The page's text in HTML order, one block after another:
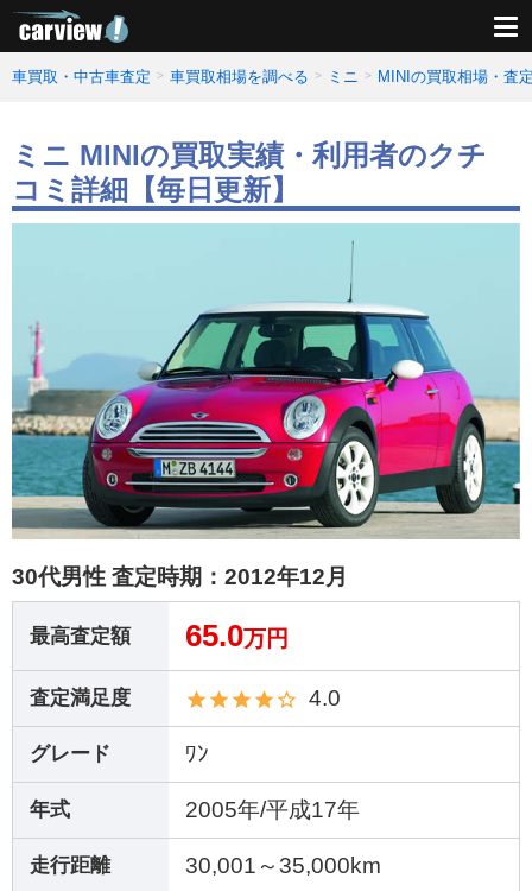
車買取・中古車査定 車買取相場を調べる ミニ MINIの買取相場・査
ミニ MINIの買取実績・利用者のクチ
コミ詳細【毎日更新】
30代男性 査定時期： 2012年12月
最高査定額 65.0万円
査定満足度 4.0
グレード ﾜﾝ
年式 2005年/平成17年
走行距離 30,001～35,000km